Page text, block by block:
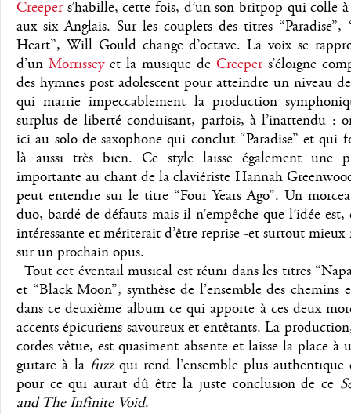
Creepers’habille, cette fois, d’un son britpop qui colle
aux six Anglais. Sur les couplets des titres “Paradise”,
Heart”, Will Gould change d’octave. La voix se
d’un Morrisseyet la musique de Creepers’éloigne
des hymnes post adolescent pour atteindre un niveau
qui marrie impeccablement la production
surplus de liberté conduisant, parfois, à l’inattendu :
ici au solo de saxophone qui conclut “Paradise” et qui
là aussi très bien. Ce style laisse également une
importante au chant de la claviériste Hannah
peut entendre sur le titre “Four Years Ago”. Un
duo, bardé de défauts mais il n’empêche que l’idée
intéressante et mériterait d’être reprise -et surtout mieux
sur un prochain opus.
Tout cet éventail musical est réuni dans les titres
et “Black Moon”, synthèse de l’ensemble des chemins
dans ce deuxième album ce qui apporte à ces deux
accents épicuriens savoureux et entêtants. La
cordes vêtue, est quasiment absente et laisse la place à
guitare à la fuzzqui rend l’ensemble plus authentique
pour ce qui aurait dû être la juste conclusion de ce
and The Infinite Void.